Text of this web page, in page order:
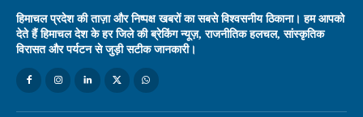
हिमाचल प्रदेश की ताज़ा और निष्पक्ष खबरों का सबसे विश्वसनीय ठिकाना। हम आपको
देते हैं हिमाचल देश के हर जिले की ब्रेकिंग न्यूज़, राजनीतिक हलचल, सांस्कृतिक
विरासत और पर्यटन से जुड़ी सटीक जानकारी।